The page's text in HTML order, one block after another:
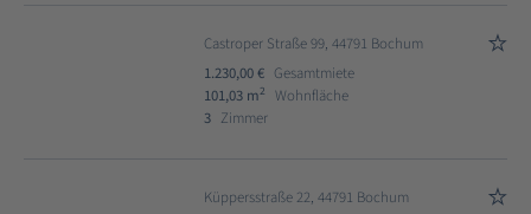
Castroper Straße 99, 44791 Bochum
1.230,00 € Gesamtmiete
101,03 m2
Wohnfläche
3 Zimmer
Küppersstraße 22, 44791 Bochum